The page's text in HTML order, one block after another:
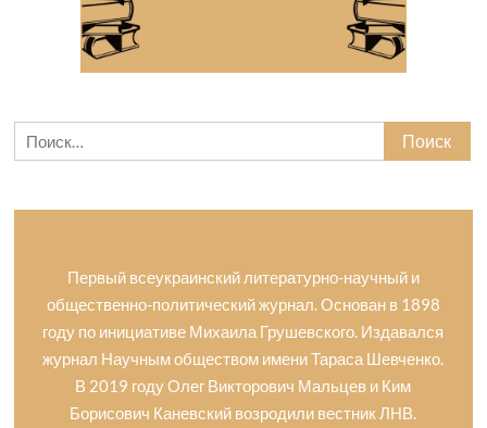
Найти:
Первый всеукраинский литературно-научный и
общественно-политический журнал. Основан в 1898
году по инициативе Михаила Грушевского. Издавался
журнал Научным обществом имени Тараса Шевченко.
В 2019 году Олег Викторович Мальцев и Ким
Борисович Каневский возродили вестник ЛНВ.